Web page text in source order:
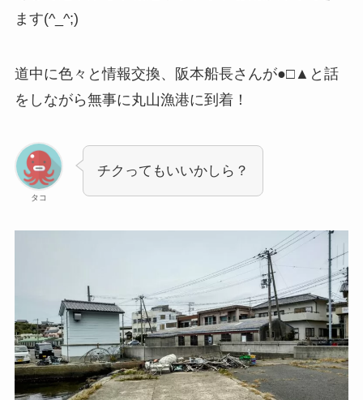
ます(^_^;)
道中に色々と情報交換、阪本船長さんが●□▲と話
をしながら無事に丸山漁港に到着！
タコ
チクってもいいかしら？